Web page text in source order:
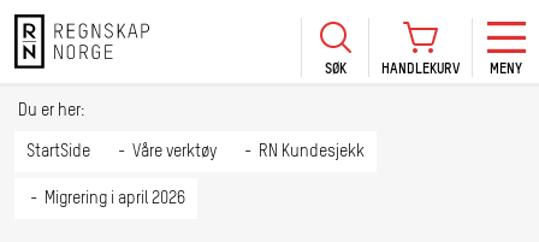
SØK HANDLEKURV MENY
Du er her:
StartSide Våre verktøy RN Kundesjekk
Migrering i april 2026